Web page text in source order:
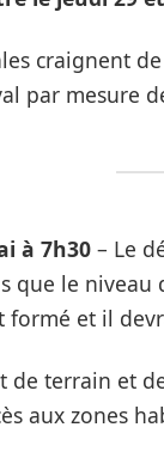
craignent
par mesure
à 7h30– Le
que le
formé et il
de terrain et
aux zones